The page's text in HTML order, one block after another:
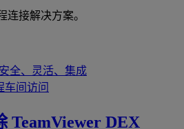
连接解决方案。
安全、灵活、集成
车间访问
TeamViewer DEX